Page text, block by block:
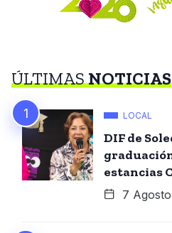
ÚLTIMASNOTICIAS
LOCAL
DIF de
estancias
7